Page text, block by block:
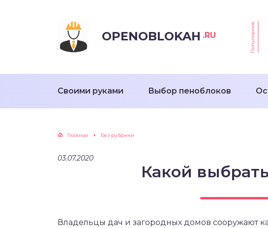
OPENOBLOKAH .RU Популярное
Своими руками Выбор пеноблоков
Главная Без рубрики
03.07.2020
Какой
Владельцы дач и загородных домов сооружают